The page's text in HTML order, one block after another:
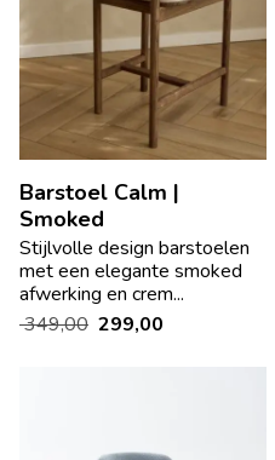
Barstoel Calm |
Smoked
Stijlvolle design barstoelen
met een elegante smoked
afwerking en crem...
349,00 299,00